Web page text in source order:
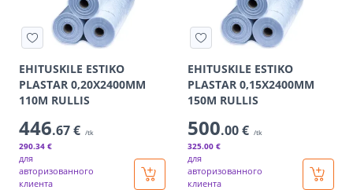
EHITUSKILE ESTIKO
PLASTAR 0,20X2400MM
110M RULLIS
446.67 € /tk
290.34 €
для
авторизованного
клиента
EHITUSKILE ESTIKO
PLASTAR 0,15X2400MM
150M RULLIS
500.00 € /tk
325.00 €
для
авторизованного
клиента